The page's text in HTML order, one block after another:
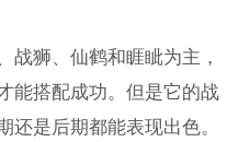
战狮、仙鹤和睚眦为主，
能搭配成功。但是它的战
还是后期都能表现出色。